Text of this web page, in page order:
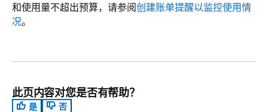
和使用量不超出预算，请参阅创建账单提醒以监控使用情
况。
此页内容对您是否有帮助？
是
否